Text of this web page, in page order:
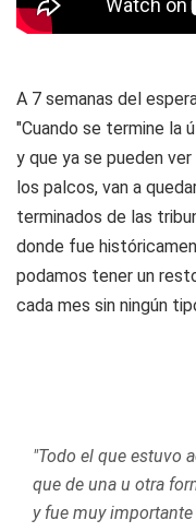
A 7 semanas del
"Cuando se termine la
y que ya se pueden
los palcos, van a
terminados de las
donde fue
podamos tener un
cada mes sin ningún
"Todo el que estuvo
que de una u otra
y fue muy